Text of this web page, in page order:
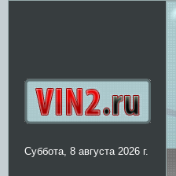
Суббота, 8 августа 2026 г.